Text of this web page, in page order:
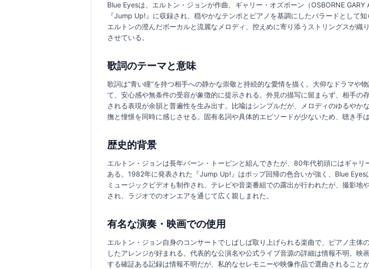
Blue Eyesは、エルトン・ジョンが作曲、ギャリー・オズボーン（OSBORNE
『Jump Up!』に収録され、穏やかなテンポとピアノを基調にしたバラードとして
エルトンの澄んだボーカルと流麗なメロディ、控えめに寄り添うストリングスが
させている。
歌詞のテーマと意味
歌詞は“青い瞳”を持つ相手への静かな崇敬と持続的な愛情を描く。大仰なドラマや
て、安心感や無条件の受容が象徴的に提示される。外見の描写に留まらず、相手
される表現が余韻と普遍性を生み出す。比喩はシンプルだが、メロディのゆるや
撫と憧憬を同時に感じさせる。固有名詞や具体的エピソードが少ないため、聴き手
歴史的背景
エルトン・ジョンは長年バーン・トーピンと組んできたが、80年代初頭にはギャ
ある。1982年に発表された『Jump Up!』はポップ回帰の色合いが強く、Blue Eyes
ミュージックビデオも制作され、テレビや音楽番組での露出が行われたが、撮影
され、ラジオでのオンエアを通じて広く親しまれた。
有名な演奏・映画での使用
エルトン・ジョン自身のコンサートでしばしば取り上げられる楽曲で、ピアノ主
したアレンジが好まれる。代表的な公演名や公式ライブ音源の詳細は情報不明。
する確証ある記録は情報不明だが、私的なセレモニーや映像作品で選曲されること